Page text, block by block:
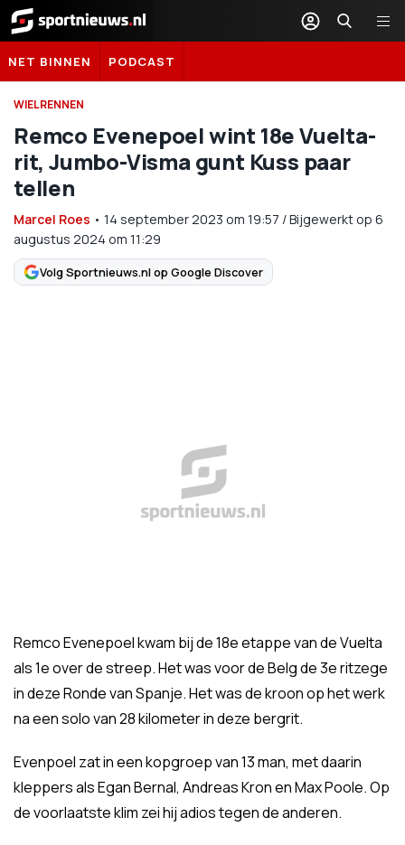
Sportnieuws.nl
NET BINNEN PODCAST
WIELRENNEN
Remco Evenepoel wint 18e Vuelta-
rit, Jumbo-Visma gunt Kuss paar
tellen
Marcel Roes • 14 september 2023 om 19:57 /Bijgewerkt op 6
augustus 2024 om 11:29
Volg Sportnieuws.nl op Google Discover
Remco Evenepoel kwam bij de 18e etappe van de Vuelta
als 1e over de streep. Het was voor de Belg de 3e ritzege
in deze Ronde van Spanje. Het was de kroon op het werk
na een solo van 28 kilometer in deze bergrit.
Evenpoel zat in een kopgroep van 13 man, met daarin
kleppers als Egan Bernal, Andreas Kron en Max Poole. Op
de voorlaatste klim zei hij adios tegen de anderen.